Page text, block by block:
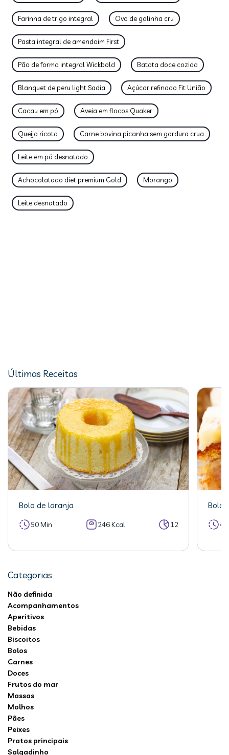
Farinha de trigo integral Ovo de galinha cru
Pasta integral de amendoim First
Pão de forma integral Wickbold Batata doce cozida
Blanquet de peru light Sadia Açúcar refinado Fit União
Cacau em pó Aveia em flocos Quaker
Queijo ricota Carne bovina picanha sem gordura crua
Leite em pó desnatado
Achocolatado diet premium Gold Morango
Leite desnatado
Últimas Receitas
Bolo de laranja
50 Min 246 Kcal 12
Bolo
Categorias
Não definida
Acompanhamentos
Aperitivos
Bebidas
Biscoitos
Bolos
Carnes
Doces
Frutos do mar
Massas
Molhos
Pães
Peixes
Pratos principais
Salgadinho